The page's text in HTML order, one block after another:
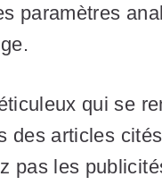
paramètres
qui se
des articles
pas les